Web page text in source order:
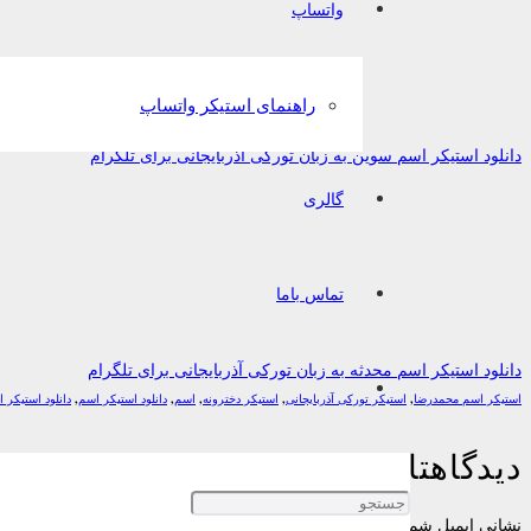
واتساپ
راهنمای استیکر واتساپ
گالری
تماس باما
دانلود استیکر اسم سوین به زبان تورکی آذربایجانی برای تلگرام
دانلود استیکر اسم محدثه به زبان تورکی آذربایجانی برای تلگرام
استیکر اسم محمدرضا, استیکر تورکی آذربایجانی, استیکر دخترونه, اسم, دانلود استیکر اسم, دانلود
دیدگاهتان را بنویسید
نشانی ایمیل شما منتشر نخواهد شد.